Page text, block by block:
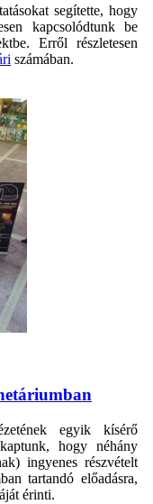
segítette, hogy
kapcsolódtunk be
Erről részletesen
számában.
egyik kísérő
hogy néhány
ingyenes részvételt
tartandó előadásra,
érinti.